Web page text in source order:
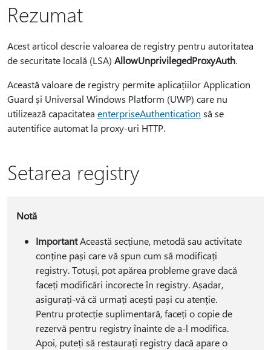
Rezumat
Acest articol descrie valoarea de registry pentru autoritatea
de securitate locală (LSA) AllowUnprivilegedProxyAuth.
Această valoare de registry permite aplicațiilor Application
Guard și Universal Windows Platform (UWP) care nu
utilizează capacitatea enterpriseAuthentication să se
autentifice automat la proxy-uri HTTP.
Setarea registry
Notă
ImportantAceastă secțiune, metodă sau activitate
conține pași care vă spun cum să modificați
registry. Totuși, pot apărea probleme grave dacă
faceți modificări incorecte în registry. Așadar,
asigurați-vă că urmați acești pași cu atenție.
Pentru protecție suplimentară, faceți o copie de
rezervă pentru registry înainte de a-l modifica.
Apoi, puteți să restaurați registry dacă apare o